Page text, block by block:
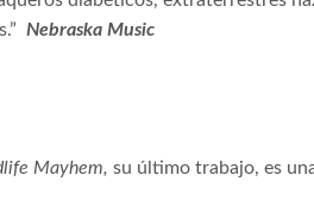
Nebraska Music
Mayhem, su último trabajo, es